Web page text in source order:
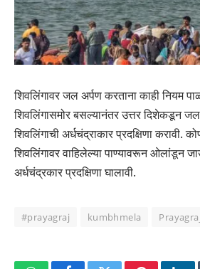
शिवलिंगावर जल अर्पण करताना काही नियम
शिवलिंगासमोर बसल्यानंतर उत्तर दिशेकडून
शिवलिंगाची अर्धचंद्राकार प्रदक्षिणा करावी.
शिवलिंगावर वाहिलेल्या पाण्यावरून ओलांडून
अर्धचंद्रकार प्रदक्षिणा घालावी.
#prayagraj kumbhmela Prayagraj